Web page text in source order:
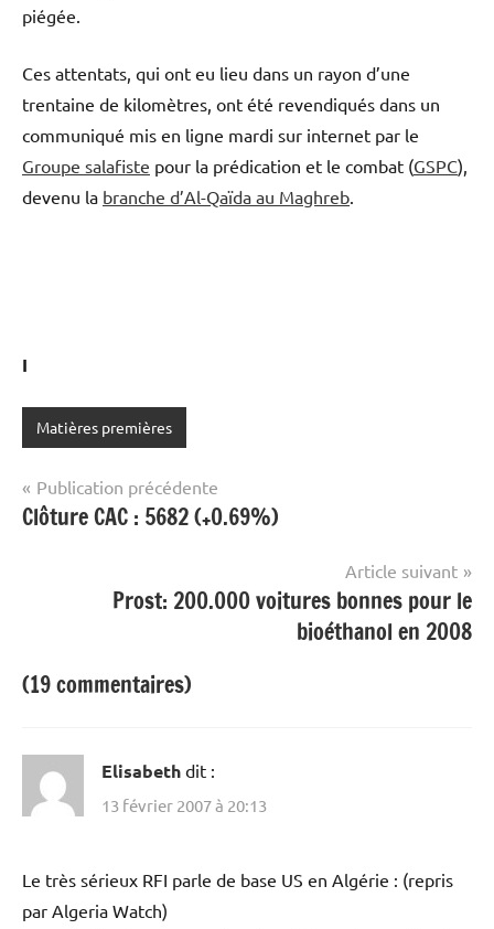
piégée.
Ces attentats, qui ont eu lieu dans un rayon d’une
trentaine de kilomètres, ont été revendiqués dans un
communiqué mis en ligne mardi sur internet par le
Groupe salafiste pour la prédication et le combat (GSPC),
devenu la branche d’Al-Qaïda au Maghreb.
I
Matières premières
Navigation
de
Publication précédente
Clôture CAC : 5682 (+0.69%)
Article suivant
Prost: 200.000 voitures bonnes pour le
bioéthanol en 2008
(19 commentaires)
Elisabeth dit :
13 février 2007 à 20:13
Le très sérieux RFI parle de base US en Algérie : (repris
par Algeria Watch)